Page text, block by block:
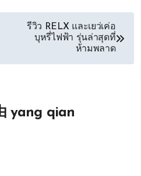
รีวิว RELX และเยว่เค่อ
บุหรี่ไฟฟ้า รุ่นล่าสุดที่
ห้ามพลาด
yang qian